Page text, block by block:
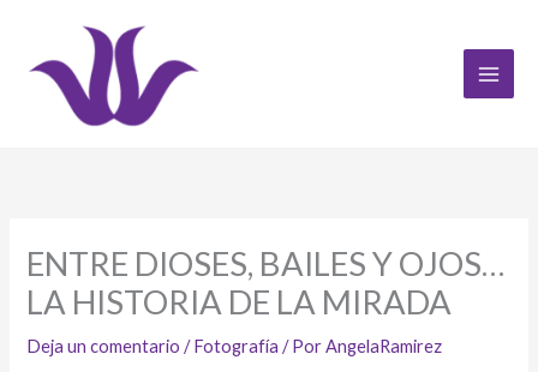
contenido
ENTRE DIOSES, BAILES Y OJOS…
LA HISTORIA DE LA MIRADA
Deja un comentario /Fotografía / PorAngelaRamirez